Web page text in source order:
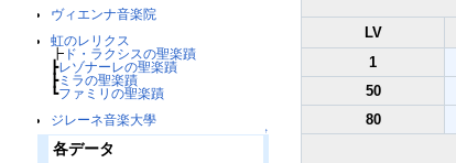
ヴィエンナ音楽院
虹のレリクス
┣ド・ラクシスの聖楽蹟
┣レゾナーレの聖楽蹟
┣ミラの聖楽蹟
┗ファミリの聖楽蹟
ジレーネ音楽大學
↑
各データ
LV
1
50
80